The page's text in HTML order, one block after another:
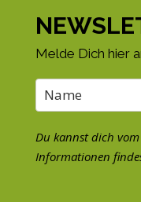
Melde Dich hier
Du kannst dich
Informationen